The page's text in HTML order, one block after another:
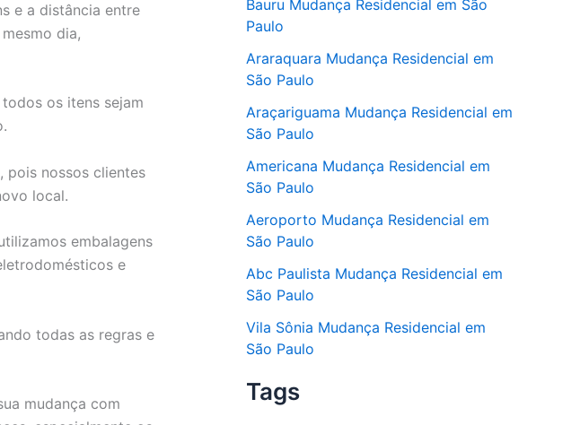
e a distância entre
dia,
os itens sejam
pois nossos clientes
local.
embalagens
e
todas as regras e
mudança com
Bauru Mudança Residencial em São
Paulo
Araraquara Mudança Residencial em
São Paulo
Araçariguama Mudança Residencial em
São Paulo
Americana Mudança Residencial em
São Paulo
Aeroporto Mudança Residencial em
São Paulo
Abc Paulista Mudança Residencial em
São Paulo
Vila Sônia Mudança Residencial em
São Paulo
Tags